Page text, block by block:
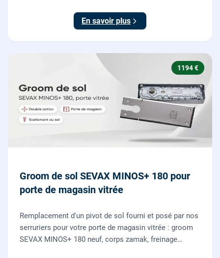
En savoir plus
1194 €
Groom de sol SEVAX MINOS+ 180 pour
porte de magasin vitrée
Remplacement d'un pivot de sol fourni et posé par nos
serruriers pour votre porte de magasin vitrée : groom
SEVAX MINOS+ 180 neuf, corps zamak, freinage